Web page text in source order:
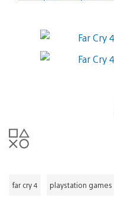
far cry 4 playstation games